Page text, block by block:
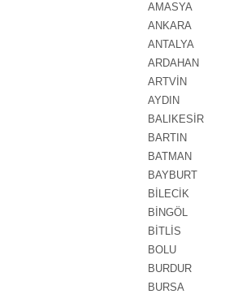
AMASYA
ANKARA
ANTALYA
ARDAHAN
ARTVİN
AYDIN
BALIKESİR
BARTIN
BATMAN
BAYBURT
BİLECİK
BİNGÖL
BİTLİS
BOLU
BURDUR
BURSA